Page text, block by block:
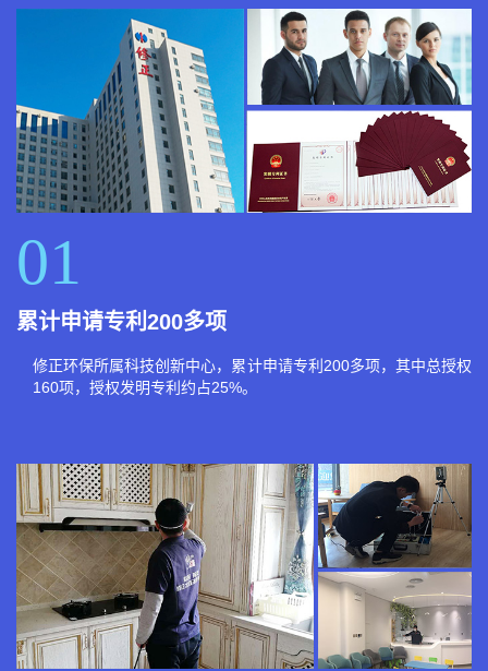
01
累计申请专利200多项
修正环保所属科技创新中心，累计申请专利200多项，其中总授权
160项，授权发明专利约占25%。